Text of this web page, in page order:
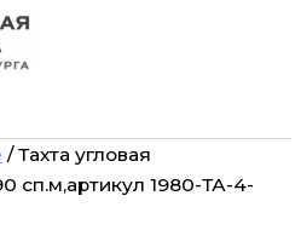
/ Тахта угловая
сп.м,артикул 1980-ТА-4-